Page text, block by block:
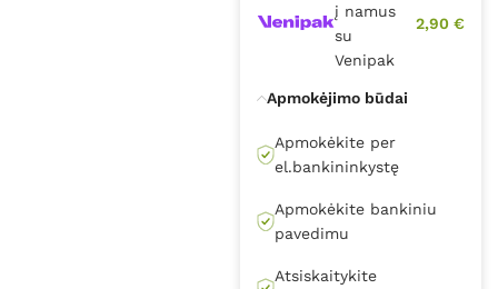
į namus
su
Venipak
2,90 €
Apmokėjimo būdai
Apmokėkite per
el.bankininkystę
Apmokėkite bankiniu
pavedimu
Atsiskaitykite